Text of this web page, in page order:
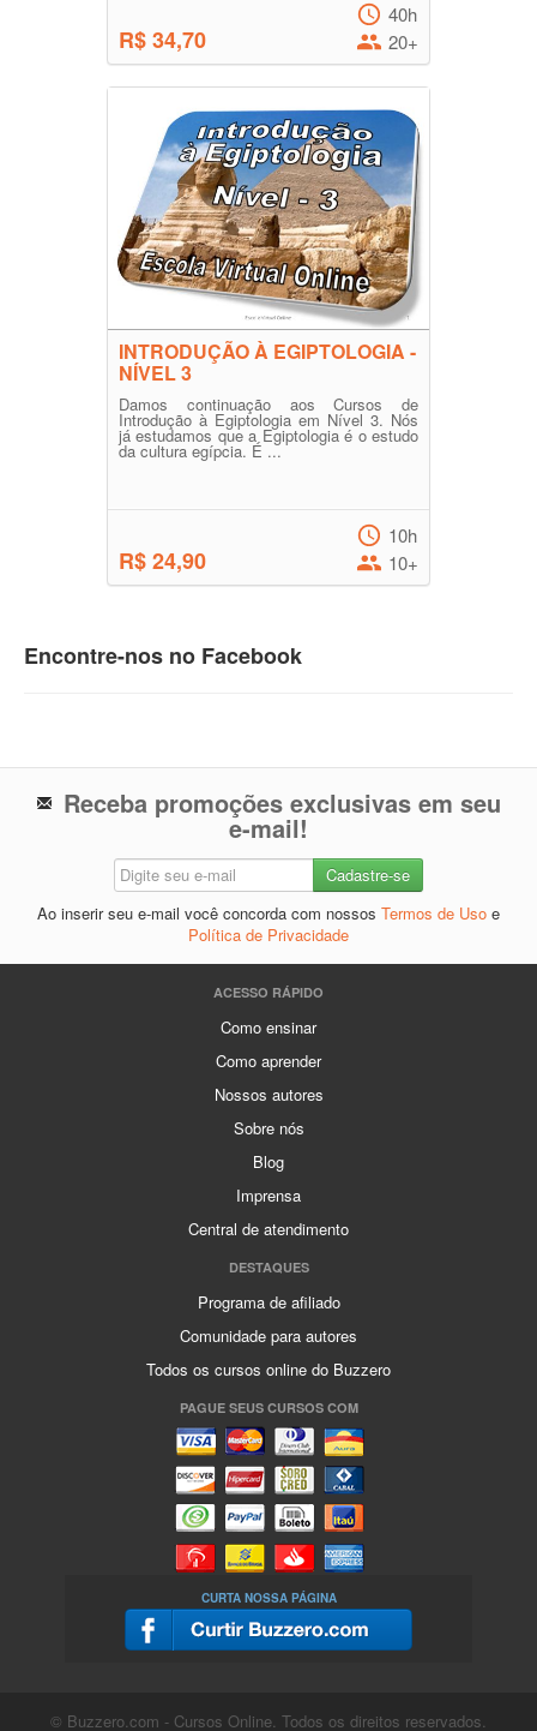
R$ 34,70
40h
20+
INTRODUÇÃO À EGIPTOLOGIA -
NÍVEL 3
Damos continuação aos Cursos de
Introdução à Egiptologia em Nível 3. Nós
já estudamos que a Egiptologia é o estudo
da cultura egípcia. É ...
R$ 24,90
10h
10+
Encontre-nos no Facebook
Receba promoções exclusivas em seu
e-mail!
Ao inserir seu e-mail você concorda com nossos Termos de Uso e
Política de Privacidade
ACESSO RÁPIDO
Como ensinar
Como aprender
Nossos autores
Sobre nós
Blog
Imprensa
Central de atendimento
DESTAQUES
Programa de afiliado
Comunidade para autores
Todos os cursos online do Buzzero
PAGUE SEUS CURSOS COM
CURTA NOSSA PÁGINA
© Buzzero.com - Cursos Online. Todos os direitos reservados.